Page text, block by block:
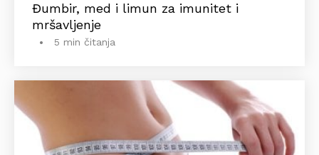
Đumbir, med i limun za imunitet i
mršavljenje
5 min čitanja